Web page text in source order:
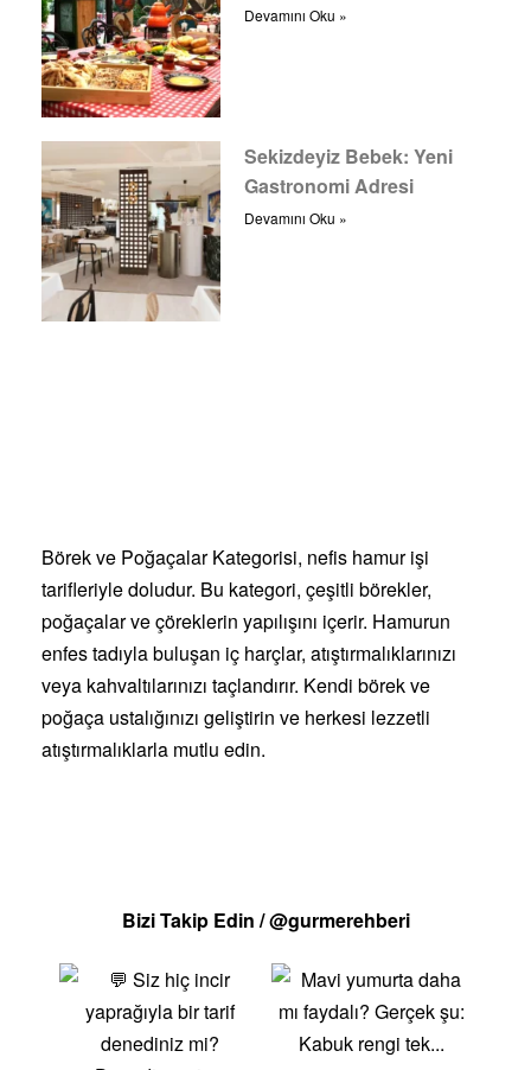
Devamını Oku »
Sekizdeyiz Bebek: Yeni
Gastronomi Adresi
Devamını Oku »
Börek ve Poğaçalar Kategorisi, nefis hamur işi
tarifleriyle doludur. Bu kategori, çeşitli börekler,
poğaçalar ve çöreklerin yapılışını içerir. Hamurun
enfes tadıyla buluşan iç harçlar, atıştırmalıklarınızı
veya kahvaltılarınızı taçlandırır. Kendi börek ve
poğaça ustalığınızı geliştirin ve herkesi lezzetli
atıştırmalıklarla mutlu edin.
Bizi Takip Edin / @gurmerehberi